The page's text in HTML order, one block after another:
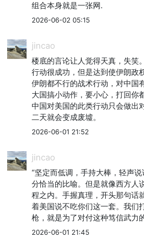
组合本身就是一张网.
2026-06-02 05:15
jincao
楼底的言论让人觉得天真，失笑
行动很成功，但是达到使伊朗政
伊朗都不行的战术行动，对中国
大国搞小动作，要小心，打回你
中国对美国的此类行动只会做出
二天就会变成废墟。
2026-06-01 21:52
jincao
“坚定而低调，手持大棒，轻声
分恰当的比喻。但是就像西方人
程之内。手握真理，开头那句话
着美国说不吃你们这一套。我们
枪，就是为了对付这种笃信武力
2026-06-01 21:45